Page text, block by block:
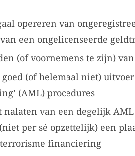
opereren van
een ongelicenseerde
(of voornemens te zijn)
(of helemaal niet)
(AML) procedures
nalaten van een degelijk
per sé opzettelijk) een
financiering